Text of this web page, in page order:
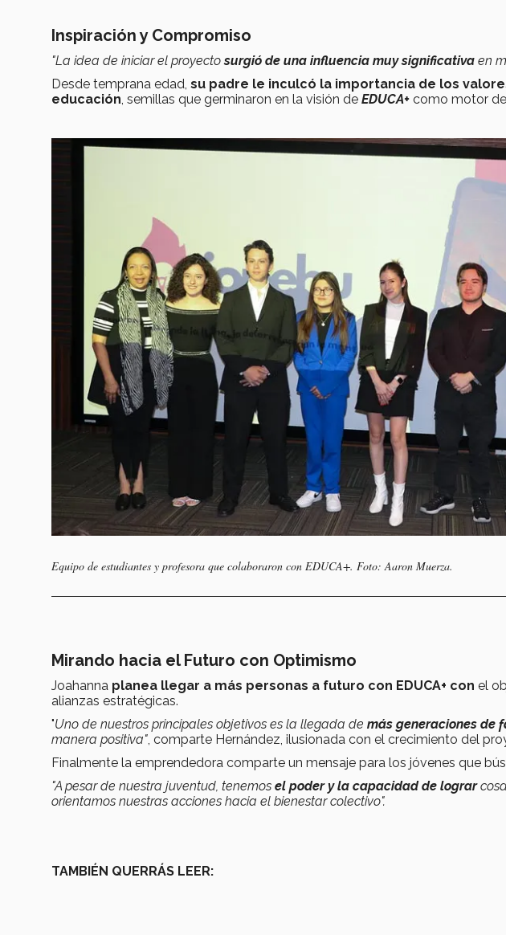
Inspiración y Compromiso
"La idea de iniciar el proyectosurgió de una influencia muy significativa en
Desde temprana edad, su padre le inculcó la importancia de los
educación, semillas que germinaron en la visión de EDUCA+ como motor
Equipo de estudiantes y profesora que colaboraron con EDUCA+. Foto: Aaron Muerza.
Mirando hacia el Futuro con Optimismo
Joahanna planea llegar a más personas a futuro con EDUCA+ con el
alianzas estratégicas.
"Uno de nuestros principales objetivos es la llegada de más generaciones de
manera positiva", comparte Hernández, ilusionada con el crecimiento del
Finalmente la emprendedora comparte un mensaje para los jóvenes que
"A pesar de nuestra juventud, tenemos el poder y la capacidad de lograr
orientamos nuestras acciones hacia el bienestar colectivo".
TAMBIÉN QUERRÁS LEER: